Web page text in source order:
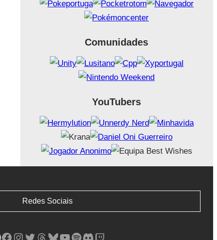
Comunidades
YouTubers
Redes Sociais
Facebook Instagram Twitter Threads Bluesky YouTube Spotify Discord Twitch